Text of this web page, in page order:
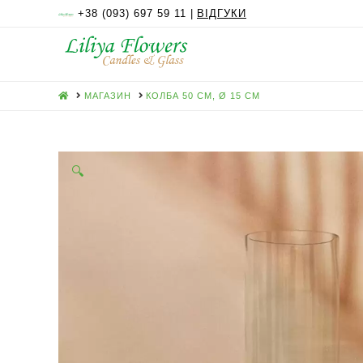
+38 (093) 697 59 11 | ВІДГУКИ
HOMEМАГАЗИН КОЛБА 50 СМ, Ø 15 СМ
🔍